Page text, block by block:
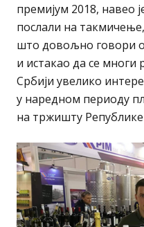
премијум 2018, навео
послали на
што довољно говори
и истакао да се многи
Србији увелико
у наредном периоду
на тржишту Републике